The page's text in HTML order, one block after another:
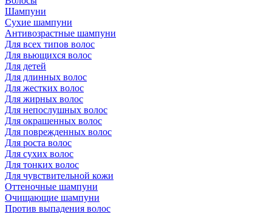
Шампуни
Сухие шампуни
Антивозрастные шампуни
Для всех типов волос
Для вьющихся волос
Для детей
Для длинных волос
Для жестких волос
Для жирных волос
Для непослушных волос
Для окрашенных волос
Для поврежденных волос
Для роста волос
Для сухих волос
Для тонких волос
Для чувствительной кожи
Оттеночные шампуни
Очищающие шампуни
Против выпадения волос